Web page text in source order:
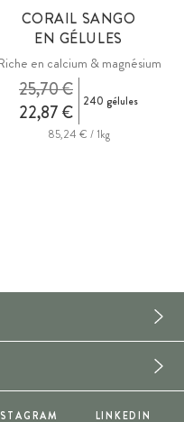
CORAIL SANGO
EN GÉLULES
en calcium & magnésium
22,87 €
25,70 € 240 gélules
85,24 € / 1kg
LINKEDIN